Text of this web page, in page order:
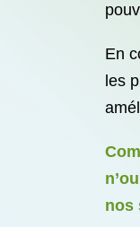
En
les
nos